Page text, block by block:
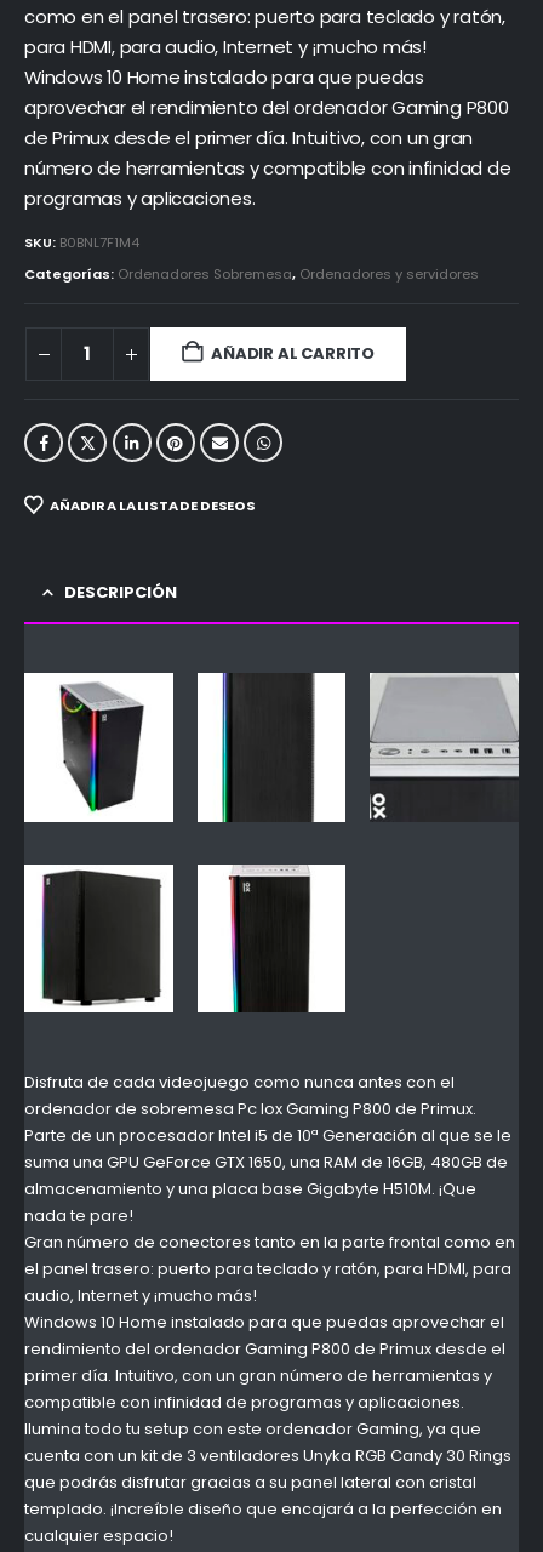
como en el panel trasero: puerto para teclado y ratón,
para HDMI, para audio, Internet y ¡mucho más!
Windows 10 Home instalado para que puedas
aprovechar el rendimiento del ordenador Gaming P800
de Primux desde el primer día. Intuitivo, con un gran
número de herramientas y compatible con infinidad de
programas y aplicaciones.
SKU: B0BNL7F1M4
Categorías: Ordenadores Sobremesa, Ordenadores y servidores
AÑADIR AL CARRITO
AÑADIR A LA LISTA DE DESEOS
DESCRIPCIÓN
Disfruta de cada videojuego como nunca antes con el
ordenador de sobremesa Pc Iox Gaming P800 de Primux.
Parte de un procesador Intel i5 de 10ª Generación al que se le
suma una GPU GeForce GTX 1650, una RAM de 16GB, 480GB de
almacenamiento y una placa base Gigabyte H510M. ¡Que
nada te pare!
Gran número de conectores tanto en la parte frontal como en
el panel trasero: puerto para teclado y ratón, para HDMI, para
audio, Internet y ¡mucho más!
Windows 10 Home instalado para que puedas aprovechar el
rendimiento del ordenador Gaming P800 de Primux desde el
primer día. Intuitivo, con un gran número de herramientas y
compatible con infinidad de programas y aplicaciones.
Ilumina todo tu setup con este ordenador Gaming, ya que
cuenta con un kit de 3 ventiladores Unyka RGB Candy 30 Rings
que podrás disfrutar gracias a su panel lateral con cristal
templado. ¡Increíble diseño que encajará a la perfección en
cualquier espacio!